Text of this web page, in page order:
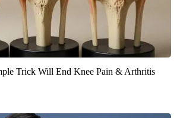
Trick Will End Knee Pain & Arthritis